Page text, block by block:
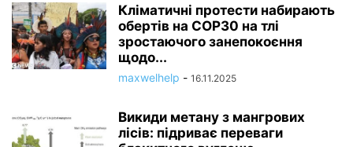
Кліматичні протести набирають
обертів на COP30 на тлі
зростаючого занепокоєння
щодо...
maxwelhelp - 16.11.2025
Викиди метану з мангрових
лісів: підриває переваги